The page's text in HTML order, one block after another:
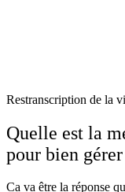
Restranscription de la
Quelle est la
pour bien
Ca va être la réponse